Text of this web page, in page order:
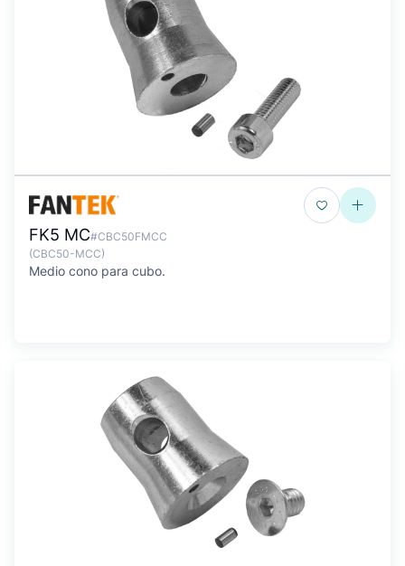
FK5 MC#CBC50FMCC
(CBC50-MCC)
Medio cono para cubo.